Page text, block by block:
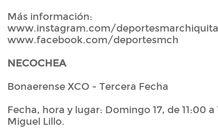
Más información:
www.instagram.com/
www.facebook.com/deportesmch
NECOCHEA
Bonaerense XCO - Tercera Fecha
Fecha, hora y lugar: Domingo 17, de 11:00
Miguel Lillo.